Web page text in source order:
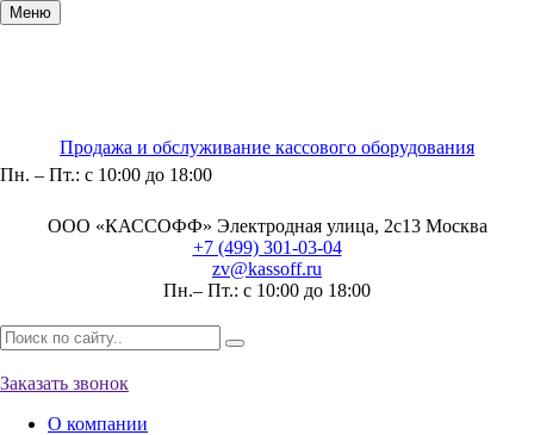
Меню
Продажа и обслуживание кассового оборудования
Пн. – Пт.: с 10:00 до 18:00
ООО «КАССОФФ» Электродная улица, 2с13 Москва
+7 (499) 301-03-04
zv@kassoff.ru
Пн.– Пт.: с 10:00 до 18:00
Заказать звонок
О компании